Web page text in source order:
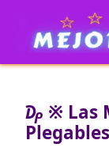
₯ ※ Las